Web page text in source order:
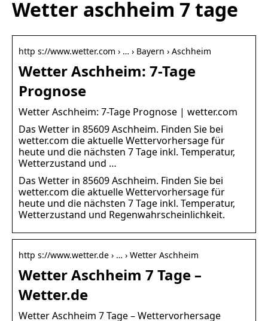
Wetter aschheim 7 tage
http s://www.wetter.com › … › Bayern › Aschheim
Wetter Aschheim: 7-Tage
Prognose
Wetter Aschheim: 7-Tage Prognose | wetter.com
Das Wetter in 85609 Aschheim. Finden Sie bei
wetter.com die aktuelle Wettervorhersage für
heute und die nächsten 7 Tage inkl. Temperatur,
Wetterzustand und …
Das Wetter in 85609 Aschheim. Finden Sie bei
wetter.com die aktuelle Wettervorhersage für
heute und die nächsten 7 Tage inkl. Temperatur,
Wetterzustand und Regenwahrscheinlichkeit.
http s://www.wetter.de › … › Wetter Aschheim
Wetter Aschheim 7 Tage –
Wetter.de
Wetter Aschheim 7 Tage – Wettervorhersage